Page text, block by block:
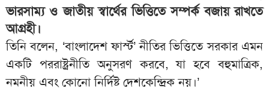
ভারসাম্য ও জাতীয় স্বার্থের ভিত্তিতে সম্পর্ক বজায় রাখতে
আগ্রহী।
তিনি বলেন, ‘বাংলাদেশ ফার্স্ট’ নীতির ভিত্তিতে সরকার এমন
একটি পররাষ্ট্রনীতি অনুসরণ করবে, যা হবে বহুমাত্রিক,
নমনীয় এবং কোনো নির্দিষ্ট দেশকেন্দ্রিক নয়।’